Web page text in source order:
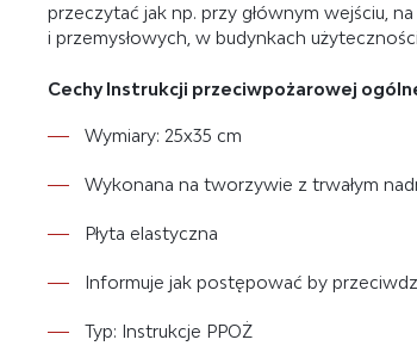
przeczytać jak np. przy głównym wejściu,
i przemysłowych, w budynkach
Cechy Instrukcji przeciwpożarowej
Wymiary: 25x35 cm
Wykonana na tworzywie z trwałym
Płyta elastyczna
Informuje jak postępować by
Typ: Instrukcje PPOŻ